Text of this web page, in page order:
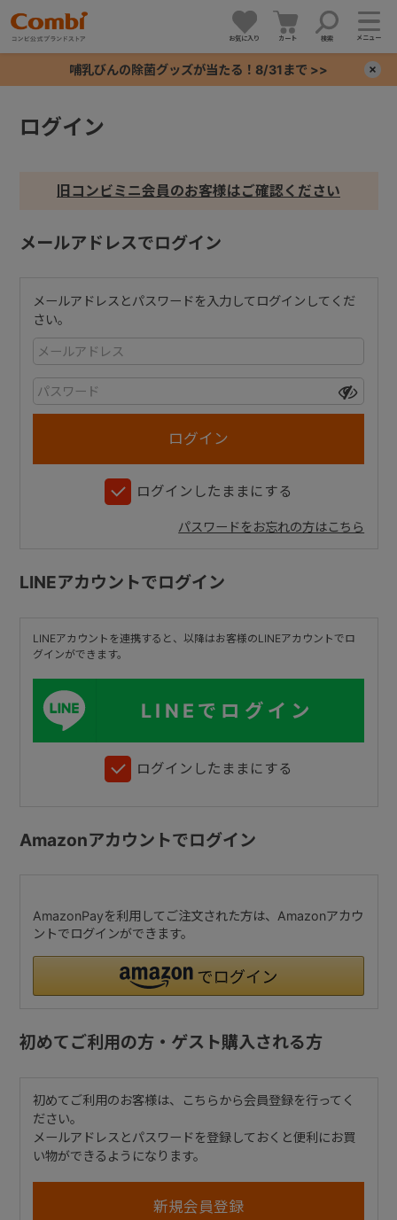
お気に入り カート 検索 メニュー
哺乳びんの除菌グッズが当たる！8/31まで >>
ログイン
旧コンビミニ会員のお客様はご確認ください
メールアドレスでログイン
メールアドレスとパスワードを入力してログインしてくだ
さい。
ログインしたままにする
パスワードをお忘れの方はこちら
LINEアカウントでログイン
LINEアカウントを連携すると、以降はお客様のLINEアカウントでロ
グインができます。
LINEでログイン
ログインしたままにする
Amazonアカウントでログイン
AmazonPayを利用してご注文された方は、Amazonアカウ
ントでログインができます。
初めてご利用の方・ゲスト購入される方
初めてご利用のお客様は、こちらから会員登録を行ってく
ださい。
メールアドレスとパスワードを登録しておくと便利にお買
い物ができるようになります。